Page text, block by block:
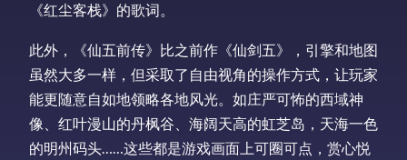
《红尘客栈》的歌词。
此外，《仙五前传》比之前作《仙剑五》，引擎和地图
虽然大多一样，但采取了自由视角的操作方式，让玩家
能更随意自如地领略各地风光。如庄严可怖的西域神
像、红叶漫山的丹枫谷、海阔天高的虹芝岛，天海一色
的明州码头……这些都是游戏画面上可圈可点，赏心悦